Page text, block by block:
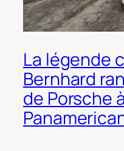
La légende
Bernhard
de Porsche